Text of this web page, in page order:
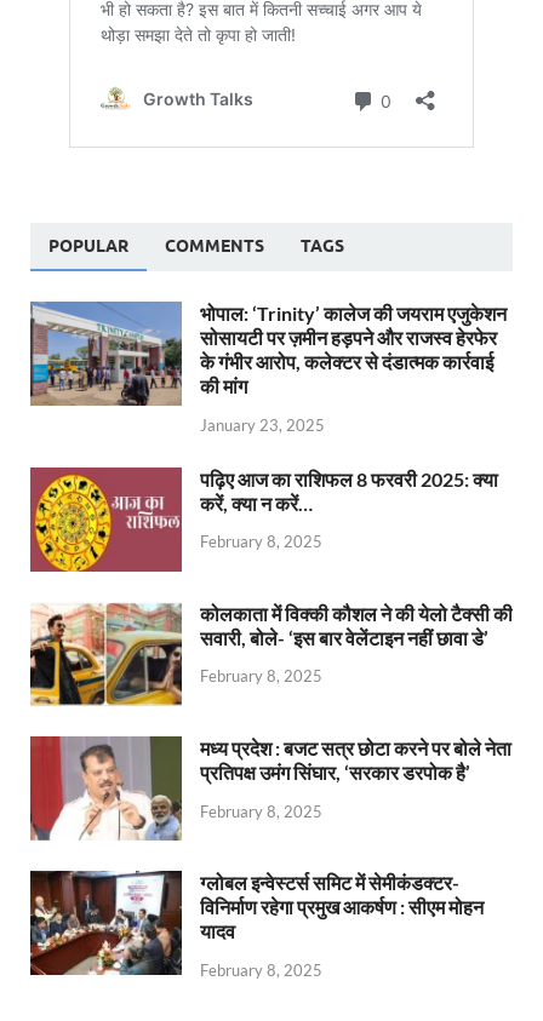
POPULAR COMMENTS TAGS
भोपाल: ‘Trinity’ कालेज की जयराम एजुकेशन
सोसायटी पर ज़मीन हड़पने और राजस्व हेरफेर
के गंभीर आरोप, कलेक्टर से दंडात्मक कार्रवाई
की मांग
January 23, 2025
पढ़िए आज का राशिफल 8 फरवरी 2025: क्या
करें, क्या न करें…
February 8, 2025
कोलकाता में विक्की कौशल ने की येलो टैक्सी की
सवारी, बोले- ‘इस बार वेलेंटाइन नहीं छावा डे’
February 8, 2025
मध्य प्रदेश : बजट सत्र छोटा करने पर बोले नेता
प्रतिपक्ष उमंग सिंघार, ‘सरकार डरपोक है’
February 8, 2025
ग्लोबल इन्वेस्टर्स समिट में सेमीकंडक्टर-
विनिर्माण रहेगा प्रमुख आकर्षण : सीएम मोहन
यादव
February 8, 2025